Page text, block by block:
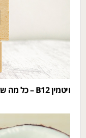
ויטמין B12 – כל מה שצריך לדעת